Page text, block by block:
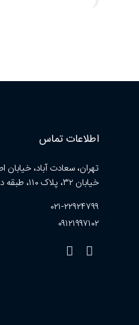
اطلاعات تماس
تهران، سعادت آباد، خیابان
خیابان ۳۲، پلاک ۱۱۰، طبقه دوم، واحد۳
۰۲۱-۲۲۹۲۴۷۹۹
۰۹۱۲۱۹۹۷۱۰۲